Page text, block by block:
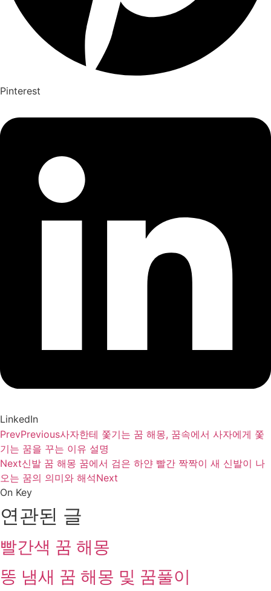
Pinterest
LinkedIn
PrevPrevious사자한테 쫓기는 꿈 해몽, 꿈속에서 사자에게 쫓
기는 꿈을 꾸는 이유 설명
Next신발 꿈 해몽 꿈에서 검은 하얀 빨간 짝짝이 새 신발이 나
오는 꿈의 의미와 해석Next
On Key
연관된 글
빨간색 꿈 해몽
똥 냄새 꿈 해몽 및 꿈풀이